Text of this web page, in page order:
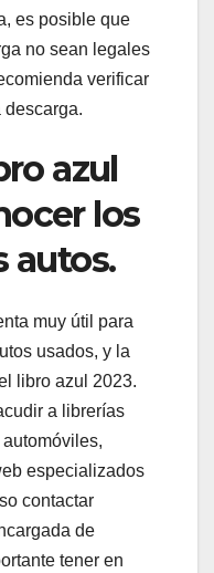
es posible que
no sean legales
verificar
descarga.
azul
los
autos.
muy útil para
usados, y la
libro azul 2023.
a librerías
especializados
contactar
de
tener en